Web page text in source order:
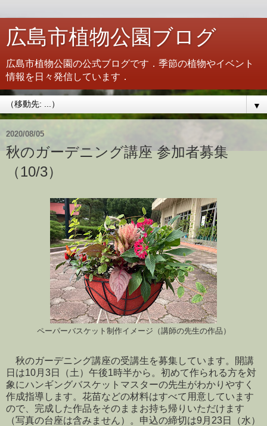
広島市植物公園ブログ
広島市植物公園の公式ブログです．季節の植物やイベント
情報を日々発信しています．
▼
2020/08/05
秋のガーデニング講座 参加者募集
（10/3）
ペーパーバスケット制作イメージ（講師の先生の作品）
秋のガーデニング講座の受講生を募集しています。開講
日は10月3日（土）午後1時半から。初めて作られる方を対
象にハンギングバスケットマスターの先生がわかりやすく
作成指導します。花苗などの材料はすべて用意しています
ので、完成した作品をそのままお持ち帰りいただけます
（写真の台座は含みません）。申込の締切は9月23日（水）